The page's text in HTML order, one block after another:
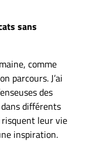
sans
comme
parcours. J’ai
des
différents
risquent leur vie
inspiration.